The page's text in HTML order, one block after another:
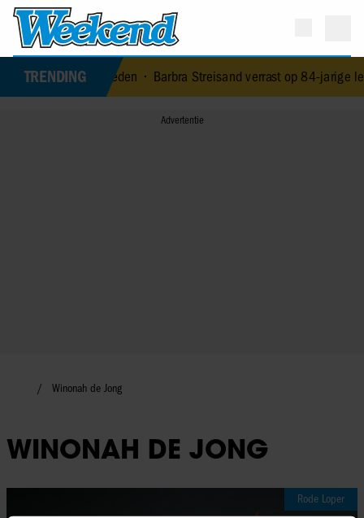
TRENDING
(79) overleden• Barbra Streisand verrast op 84-jarige
Winonah de Jong
WINONAH DE JONG
Rode Loper